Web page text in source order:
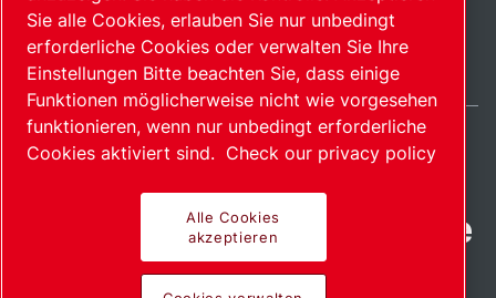
SitemapCookies verwalten© 2026 Copyright.
Switzerland / DE
Fortschrittliche Produkte
mit Leidenschaft
Sie alle Cookies, erlauben Sie nur unbedingt
erforderliche Cookies oder verwalten Sie Ihre
Einstellungen Bitte beachten Sie, dass einige
Funktionen möglicherweise nicht wie vorgesehen
funktionieren, wenn nur unbedingt erforderliche
Cookies aktiviert sind. Check our privacy policy
Alle Cookies
akzeptieren